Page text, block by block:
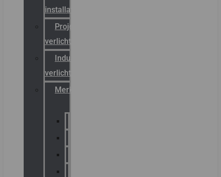
installateurs
Projectreferenties
verlichting
Industriële
verlichting
Merken